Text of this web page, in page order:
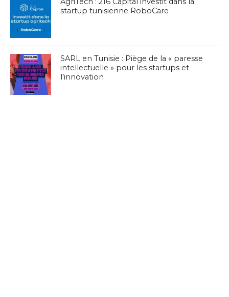
startup tunisienne RoboCare
SARL en Tunisie : Piège de la « paresse
intellectuelle » pour les startups et
l’innovation